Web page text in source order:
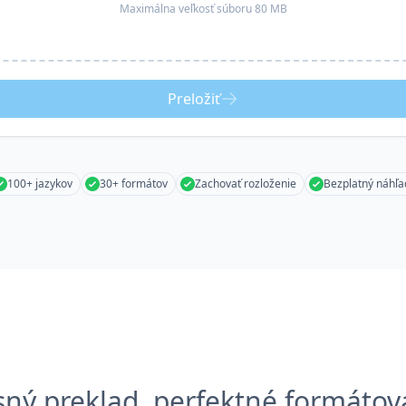
Maximálna veľkosť súboru 80 MB
Preložiť
100+ jazykov 30+ formátov Zachovať rozloženie Bezplatný